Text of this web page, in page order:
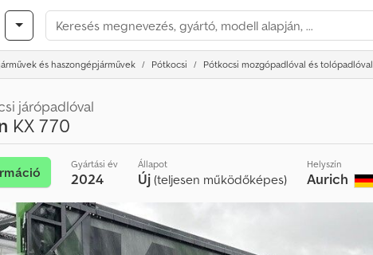
és haszongépjárművek Pótkocsi Pótkocsi mozgópadlóval és tolópadlóval
járópadlóval
KX 770
Gyártási év
2024
Állapot
Új(teljesen működőképes)
Helyszín
Aurich